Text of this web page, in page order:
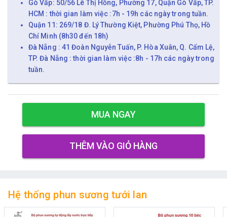
Gò Vấp: 50/56 Lê Thị Hồng, Phường 17, Quận Gò Vấp, TP.
HCM : thời gian làm việc :7h - 19h các ngày trong tuần.
Quận 11: 269/18 Đ. Lý Thường Kiệt, Phường Phú Thọ, Hồ
Chí Minh (8h30 đến 18h)
Đà Nẵng : 41 Đoàn Nguyễn Tuấn, P. Hòa Xuân, Q. Cẩm Lệ,
TP. Đà Nẵng : thời gian làm việc :8h - 17h các ngày trong
tuần.
MUA NGAY
THÊM VÀO GIỎ HÀNG
Hệ thống phun sương tưới lan